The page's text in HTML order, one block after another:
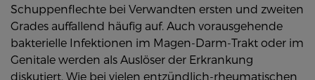
Schuppenflechte bei Verwandten ersten und zweiten
Grades auffallend häufig auf. Auch vorausgehende
bakterielle Infektionen im Magen-Darm-Trakt oder im
Genitale werden als Auslöser der Erkrankung
diskutiert. Wie bei vielen entzündlich-rheumatischen